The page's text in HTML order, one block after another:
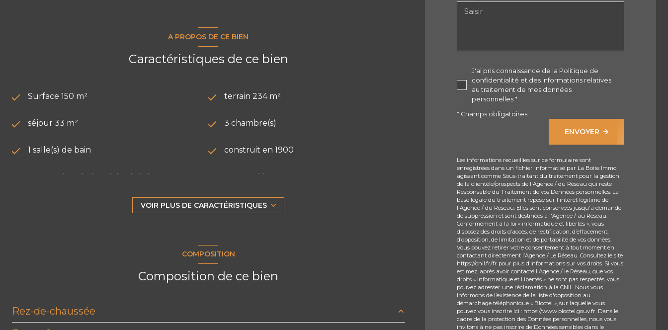
A PROPOS DE CE BIEN
Caractéristiques de ce bien
Surface 150 m² terrain 234 m²
séjour 33 m² 3 chambre(s)
1 salle(s) de bain construit en 1900
cuisine séparée (semi-équipée) 1 garage(s)
2 côté(s) mitoyen(s)
terrasse
VOIR PLUS DE CARACTÉRISTIQUES
COMPOSITION
Composition de ce bien
Rez-de-chaussée
J'ai pris connaissance de la Politique de
confidentialité et des informations relatives
au traitement de mes données
personnelles *
* Champs obligatoires
ENVOYER
Les informations recueillies sur ce formulaire sont
enregistrées dans un fichier informatisé par La Boite Immo
agissant comme Sous-traitant du traitement pour la gestion
de la clientèle/prospects de l'Agence / du Réseau qui reste
Responsable du Traitement de vos Données personnelles. La
base légale du traitement repose sur l'intérêt légitime de
l'Agence / du Réseau. Elles sont conservées jusqu'à demande
de suppression et sont destinées à l'Agence / au Réseau.
Conformément à la loi « informatique et libertés », vous
disposez des droits d’accès, de rectification, d’effacement,
d’opposition, de limitation et de portabilité de vos données.
Vous pouvez retirer votre consentement à tout moment en
contactant directement l’Agence / Le Réseau. Consultez le site
https://cnil.fr/fr pour plus d’informations sur vos droits. Si vous
estimez, après avoir contacté l'Agence / le Réseau, que vos
droits « Informatique et Libertés » ne sont pas respectés, vous
pouvez adresser une réclamation à la CNIL. Nous vous
informons de l’existence de la liste d'opposition au
démarchage téléphonique « Bloctel », sur laquelle vous
pouvez vous inscrire ici : https://www.bloctel.gouv.fr . Dans le
cadre de la protection des Données personnelles, nous vous
invitons à ne pas inscrire de Données sensibles dans le